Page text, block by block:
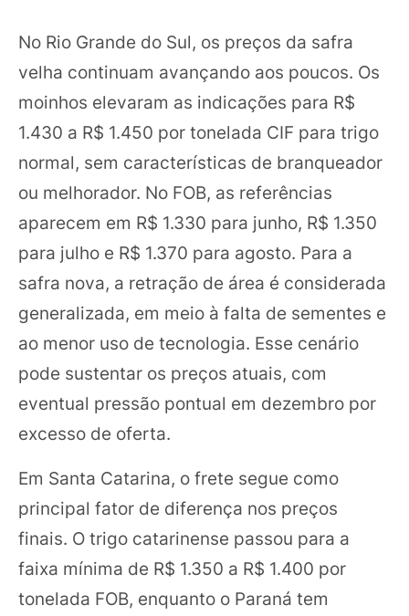
No Rio Grande do Sul, os preços da safra
velha continuam avançando aos poucos. Os
moinhos elevaram as indicações para R$
1.430 a R$ 1.450 por tonelada CIF para trigo
normal, sem características de branqueador
ou melhorador. No FOB, as referências
aparecem em R$ 1.330 para junho, R$ 1.350
para julho e R$ 1.370 para agosto. Para a
safra nova, a retração de área é considerada
generalizada, em meio à falta de sementes e
ao menor uso de tecnologia. Esse cenário
pode sustentar os preços atuais, com
eventual pressão pontual em dezembro por
excesso de oferta.
Em Santa Catarina, o frete segue como
principal fator de diferença nos preços
finais. O trigo catarinense passou para a
faixa mínima de R$ 1.350 a R$ 1.400 por
tonelada FOB, enquanto o Paraná tem